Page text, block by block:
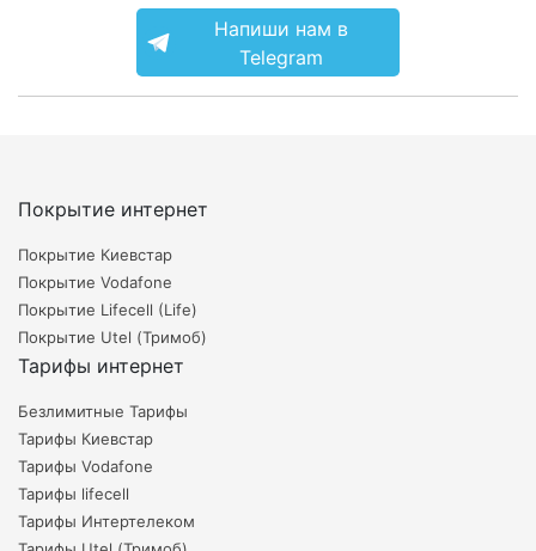
Напиши нам в
Telegram
Покрытие интернет
Покрытие Киевстар
Покрытие Vodafone
Покрытие Lifecell (Life)
Покрытие Utel (Тримоб)
Тарифы интернет
Безлимитные Тарифы
Тарифы Киевстар
Тарифы Vodafone
Тарифы lifecell
Тарифы Интертелеком